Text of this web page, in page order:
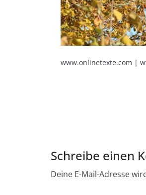
www.onlinetexte.com |
Schreibe einen
Deine E-Mail-Adresse